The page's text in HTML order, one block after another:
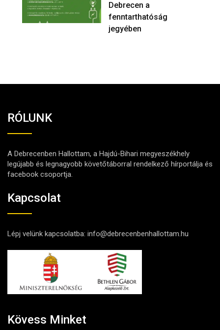
Debrecen a
fenntarthatóság
jegyében
RÓLUNK
A Debrecenben Hallottam, a Hajdú-Bihari megyeszékhely
legújabb és legnagyobb követőtáborral rendelkező hírportálja és
facebook csoportja.
Kapcsolat
Lépj velünk kapcsolatba: info@debrecenbenhallottam.hu
Kövess Minket